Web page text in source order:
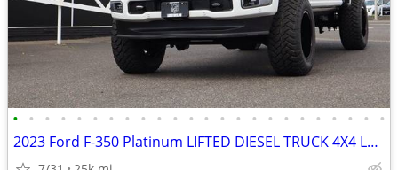
• • • • • • • • • • • • • • • • • • • • • • • •
2023 Ford F-350 Platinum LIFTED DIESEL TRUCK 4X4 LOADED